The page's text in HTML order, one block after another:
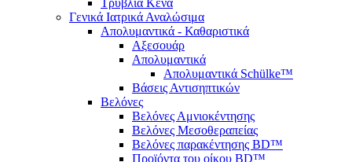
Τρυβλία Κενά
Γενικά Ιατρικά Αναλώσιμα
Απολυμαντικά - Καθαριστικά
Αξεσουάρ
Απολυμαντικά
Απολυμαντικά Schülke™
Βάσεις Αντισηπτικών
Βελόνες
Βελόνες Αμνιοκέντησης
Βελόνες Μεσοθεραπείας
Βελόνες παρακέντησης BD™
Προϊόντα του οίκου BD™